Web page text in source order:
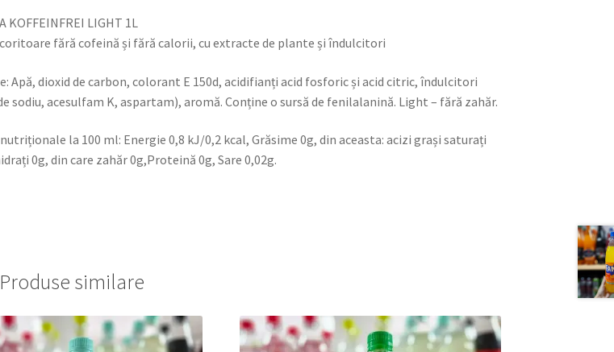
CU
EXTRACT
PLANTE
SI
KOFFEINFREI LIGHT 1L
fără cofeină și fără calorii, cu extracte de plante și îndulcitori
Apă, dioxid de carbon, colorant E 150d, acidifianți acid fosforic și acid citric, îndulcitori
sodiu, acesulfam K, aspartam), aromă. Conține o sursă de fenilalanină. Light – fără zahăr.
la 100 ml: Energie 0,8 kJ/0,2 kcal, Grăsime 0g, din aceasta: acizi grași saturați
0g, din care zahăr 0g,Proteină 0g, Sare 0,02g.
Produse similare